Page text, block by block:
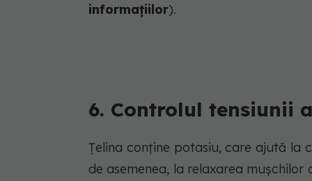
informațiilor).
6. Controlul tensiunii
Țelina conține potasiu, care ajută la
de asemenea, la relaxarea